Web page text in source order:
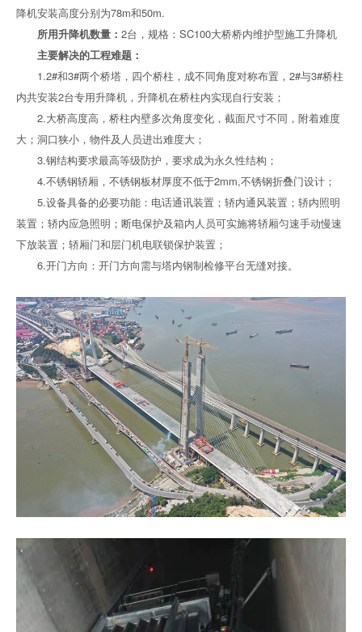
解决方案
降机安装高度分别为78m和50m.
所用升降机数量： 2台，规格：SC100大桥桥内维护型施工升降机
主要解决的工程难题：
1.2#和3#两个桥塔，四个桥柱，成不同角度对称布置，2#与3#桥柱
内共安装2台专用升降机，升降机在桥柱内实现自行安装；
2.大桥高度高，桥柱内壁多次角度变化，截面尺寸不同，附着难度
大；洞口狭小，物件及人员进出难度大；
3.钢结构要求最高等级防护，要求成为永久性结构；
4.不锈钢轿厢，不锈钢板材厚度不低于2mm,不锈钢折叠门设计；
5.设备具备的必要功能：电话通讯装置；轿内通风装置；轿内照明
装置；轿内应急照明；断电保护及箱内人员可实施将轿厢匀速手动慢速
下放装置；轿厢门和层门机电联锁保护装置；
6.开门方向：开门方向需与塔内钢制检修平台无缝对接。